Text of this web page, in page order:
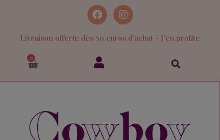
Livraison offerte dès 50 euros d'achat - J'en profite
0